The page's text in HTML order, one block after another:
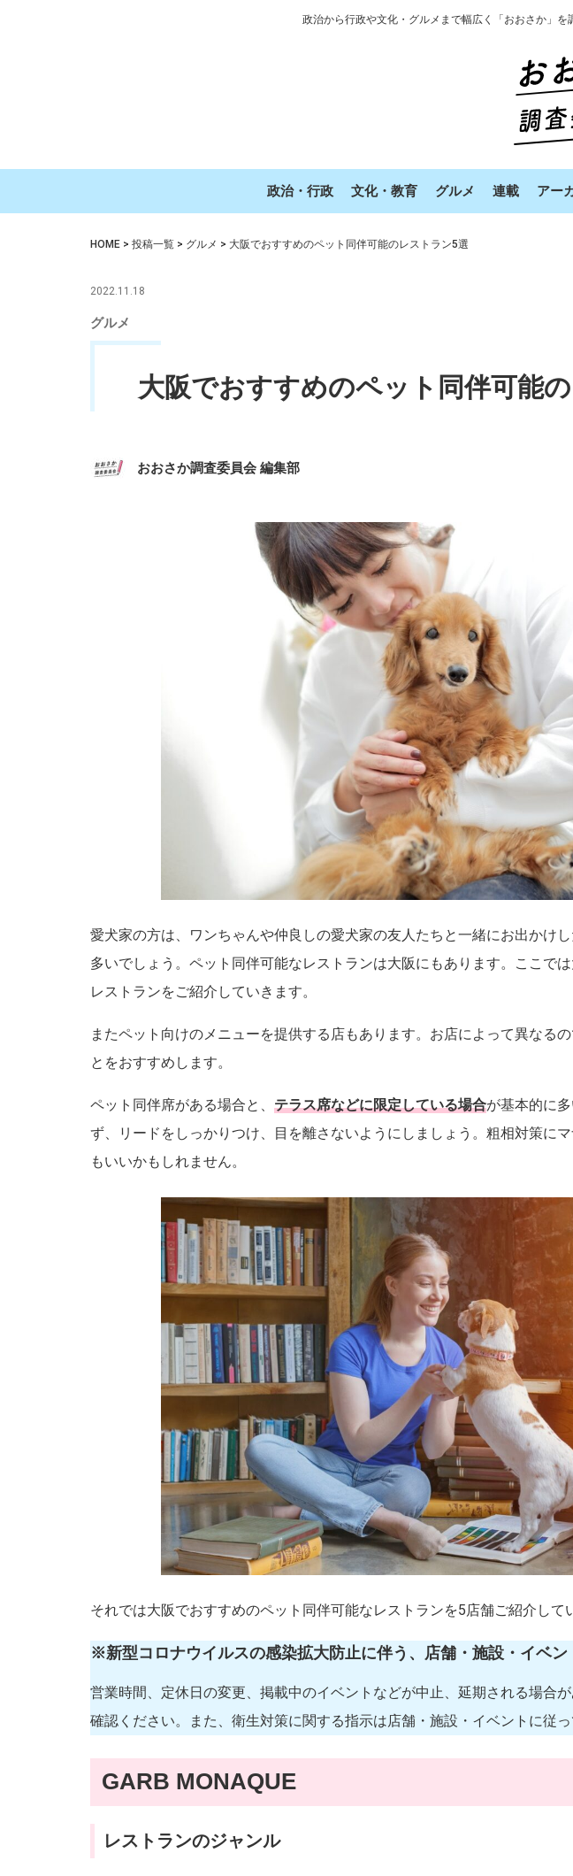
政治から行政や文化・グルメまで幅広く「おおさか」
政治・行政 文化・教育 グルメ 連載 アー
HOME > 投稿一覧 > グルメ > 大阪でおすすめのペット同伴可能のレストラン5選
2022.11.18
グルメ
大阪でおすすめのペット同伴可能
おおさか調査委員会 編集部
愛犬家の方は、ワンちゃんや仲良しの愛犬家の友人たちと一緒にお出かけ
多いでしょう。ペット同伴可能なレストランは大阪にもあります。ここで
レストランをご紹介していきます。
またペット向けのメニューを提供する店もあります。お店によって異なる
とをおすすめします。
ペット同伴席がある場合と、 テラス席などに限定している場合が基本的に
ず、リードをしっかりつけ、目を離さないようにしましょう。粗相対策に
もいいかもしれません。
それでは大阪でおすすめのペット同伴可能なレストランを5店舗ご紹介して
※新型コロナウイルスの感染拡大防止に伴う、店舗・施設・イベン
営業時間、定休日の変更、掲載中のイベントなどが中止、延期される場合
確認ください。また、衛生対策に関する指示は店舗・施設・イベントに従っ
GARB MONAQUE
レストランのジャンル